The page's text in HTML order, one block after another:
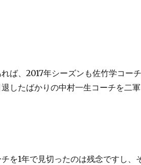
ば、2017年シーズンも佐竹学コー
したばかりの中村一生コーチを二
を1年で見切ったのは残念ですし、